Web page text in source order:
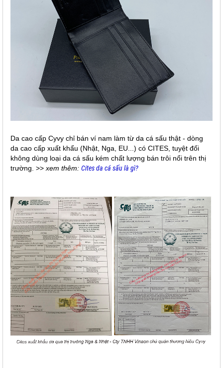
Da cao cấp Cyvy chỉ bán ví nam làm từ da cá sấu thật - dòng
da cao cấp xuất khẩu (Nhật, Nga, EU...) có CITES, tuyệt đối
không dùng loại da cá sấu kém chất lượng bán trôi nổi trên thị
trường. >> xem thêm: Cites da cá sấu là gì?